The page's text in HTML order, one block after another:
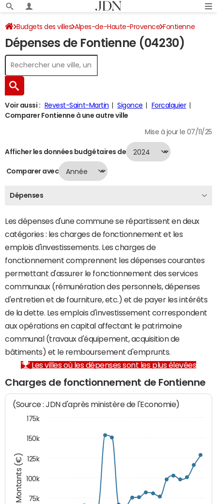
Budgets des villes Alpes-de-Haute-Provence Fontienne
Dépenses 2024
Dépenses de Fontienne (04230)
Voir aussi : Revest-Saint-Martin Sigonce
Forcalquier
Comparer Fontienne à une autre ville
Mise à jour le 07/11/25
Afficher les données budgétaires de
Comparer avec
Dépenses
Les dépenses d'une commune se répartissent en deux
catégories : les charges de fonctionnement et les
emplois d'investissements. Les charges de
fonctionnement comprennent les dépenses courantes
permettant d'assurer le fonctionnement des services
communaux (rémunération des personnels, dépenses
d'entretien et de fourniture, etc.) et de payer les intérêts
de la dette. Les emplois d'investissement correspondent
aux opérations en capital affectant le patrimoine
communal (travaux d'équipement, acquisition de
bâtiments) et le remboursement d'emprunts.
Les villes où les dépenses sont les plus élevées
Charges de fonctionnement de Fontienne
Montants (€)
(Source : JDN d'après ministère de l'Economie)
75k
100k
125k
150k
175k